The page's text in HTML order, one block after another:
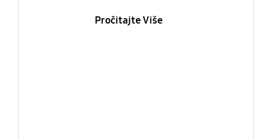
Pročitajte Više